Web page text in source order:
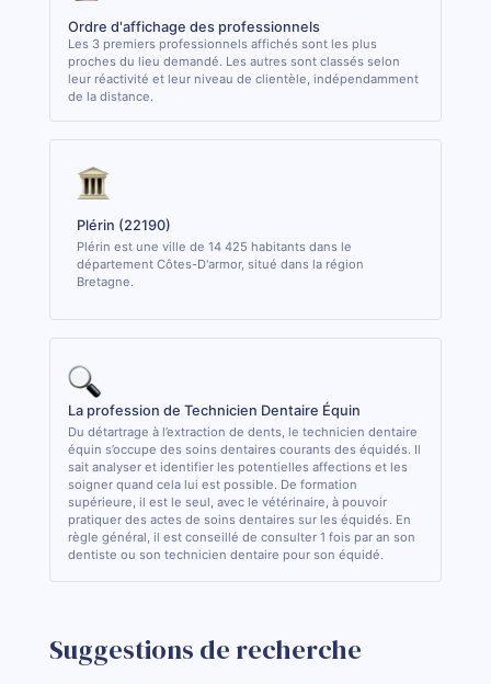
Ordre d'affichage des professionnels
Les 3 premiers professionnels affichés sont les plus
proches du lieu demandé. Les autres sont classés selon
leur réactivité et leur niveau de clientèle, indépendamment
de la distance.
Plérin (22190)
Plérin est une ville de 14 425 habitants dans le
département Côtes-D'armor, situé dans la région
Bretagne.
La profession de Technicien Dentaire Équin
Du détartrage à l’extraction de dents, le technicien dentaire
équin s’occupe des soins dentaires courants des équidés. Il
sait analyser et identifier les potentielles affections et les
soigner quand cela lui est possible. De formation
supérieure, il est le seul, avec le vétérinaire, à pouvoir
pratiquer des actes de soins dentaires sur les équidés. En
règle général, il est conseillé de consulter 1 fois par an son
dentiste ou son technicien dentaire pour son équidé.
Suggestions de recherche